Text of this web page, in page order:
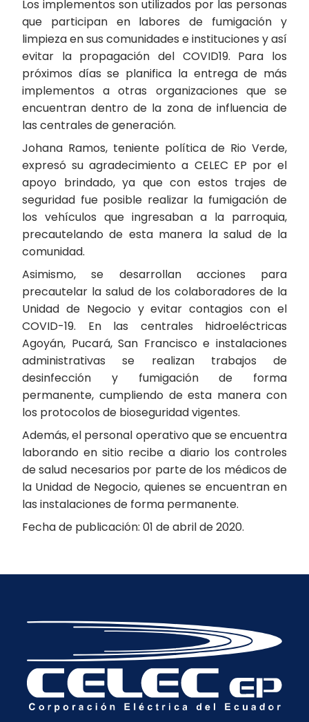
Los implementos son utilizados por las personas
que participan en labores de fumigación y
limpieza en sus comunidades e instituciones y así
evitar la propagación del COVID19. Para los
próximos días se planifica la entrega de más
implementos a otras organizaciones que se
encuentran dentro de la zona de influencia de
las centrales de generación.
Johana Ramos, teniente política de Rio Verde,
expresó su agradecimiento a CELEC EP por el
apoyo brindado, ya que con estos trajes de
seguridad fue posible realizar la fumigación de
los vehículos que ingresaban a la parroquia,
precautelando de esta manera la salud de la
comunidad.
Asimismo, se desarrollan acciones para
precautelar la salud de los colaboradores de la
Unidad de Negocio y evitar contagios con el
COVID-19. En las centrales hidroeléctricas
Agoyán, Pucará, San Francisco e instalaciones
administrativas se realizan trabajos de
desinfección y fumigación de forma
permanente, cumpliendo de esta manera con
los protocolos de bioseguridad vigentes.
Además, el personal operativo que se encuentra
laborando en sitio recibe a diario los controles
de salud necesarios por parte de los médicos de
la Unidad de Negocio, quienes se encuentran en
las instalaciones de forma permanente.
Fecha de publicación: 01 de abril de 2020.